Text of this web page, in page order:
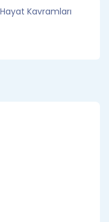
Kavramları